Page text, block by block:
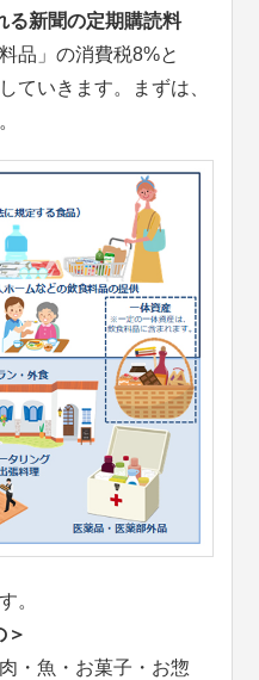
る新聞の定期購読料
品」の消費税8%と
ていきます。まずは、
。
＞
・魚・お菓子・お惣